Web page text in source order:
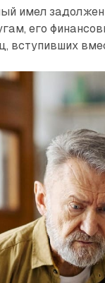
имел
его
вступивших